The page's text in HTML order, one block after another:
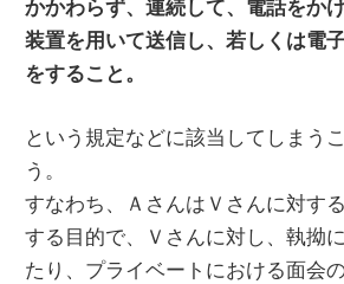
かかわらず、連続して、電話をか
装置を用いて送信し、若しくは電
をすること。
という規定などに該当してしまう
う。
すなわち、ＡさんはＶさんに対す
する目的で、Ｖさんに対し、執拗
たり、プライベートにおける面会